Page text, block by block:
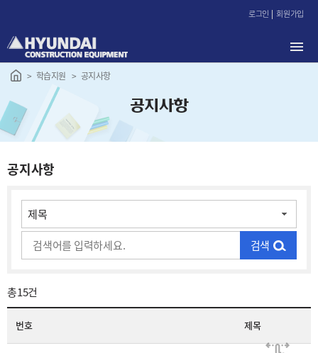
로
가
로그인 회원가입
학습지원 공지사항
공지사항
공지사항
검색
총15건
번호 제목